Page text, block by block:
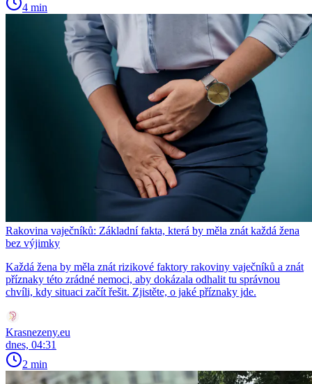
4 min
Rakovina vaječníků: Základní fakta, která by měla znát každá žena
bez výjimky
Každá žena by měla znát rizikové faktory rakoviny vaječníků a znát
příznaky této zrádné nemoci, aby dokázala odhalit tu správnou
chvíli, kdy situaci začít řešit. Zjistěte, o jaké příznaky jde.
Krasnezeny.eu
dnes, 04:31
2 min